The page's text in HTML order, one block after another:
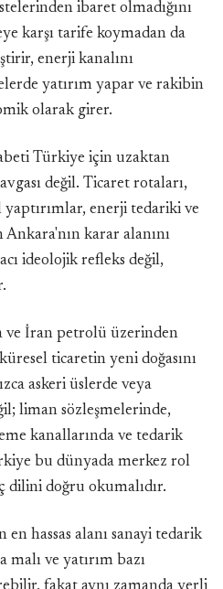
ibaret olmadığını
karşı tarife koymadan da
enerji kanalını
yatırım yapar ve rakibin
olarak girer.
Türkiye için uzaktan
değil. Ticaret rotaları,
enerji tedariki ve
karar alanını
ideolojik refleks değil,
ve İran petrolü üzerinden
ticaretin yeni doğasını
askeri üslerde veya
liman sözleşmelerinde,
kanallarında ve tedarik
bu dünyada merkez rol
dilini doğru okumalıdır.
hassas alanı sanayi tedarik
ve yatırım bazı